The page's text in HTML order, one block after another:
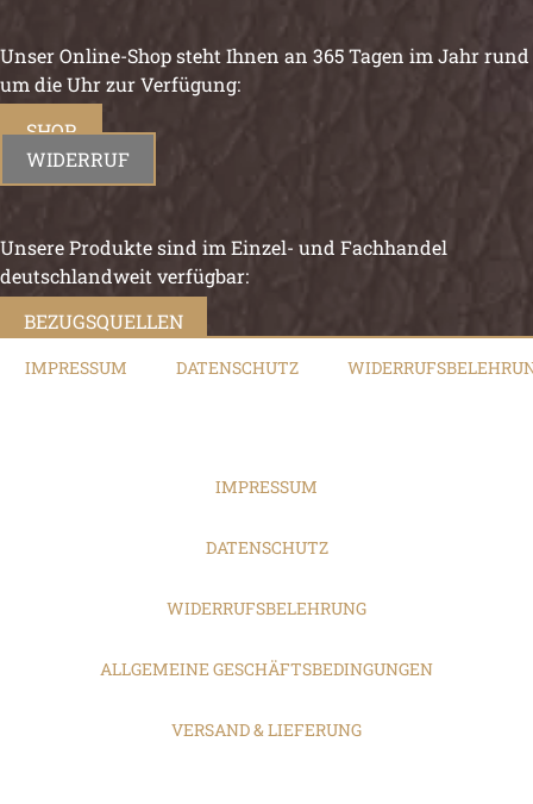
Unser Online-Shop steht Ihnen an 365 Tagen im Jahr rund
um die Uhr zur Verfügung:
SHOP
WIDERRUF
Unsere Produkte sind im Einzel- und Fachhandel
deutschlandweit verfügbar:
BEZUGSQUELLEN
IMPRESSUM DATENSCHUTZ
IMPRESSUM
DATENSCHUTZ
WIDERRUFSBELEHRUNG
ALLGEMEINE GESCHÄFTSBEDINGUNGEN
VERSAND & LIEFERUNG